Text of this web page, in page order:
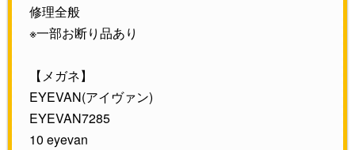
修理全般
※一部お断り品あり
【メガネ】
EYEVAN(アイヴァン)
EYEVAN7285
10 eyevan